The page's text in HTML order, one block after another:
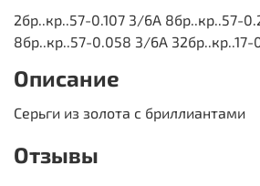
2бр..кр..57-0.107 3/6А 8бр..кр..57-
8бр..кр..57-0.058 3/6А 32бр..кр..17-
Описание
Серьги из золота с бриллиантами
Отзывы